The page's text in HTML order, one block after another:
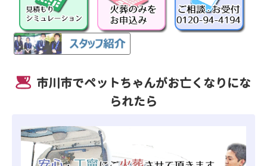
市川市でペットちゃんがお亡くなりにな
られたら